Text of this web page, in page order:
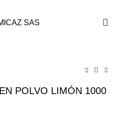
POLVO LIMÓN 1000